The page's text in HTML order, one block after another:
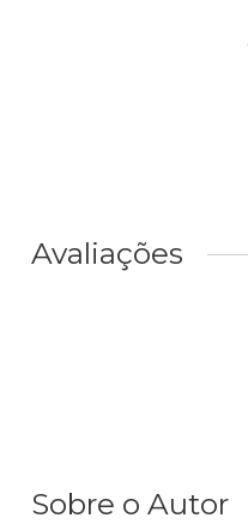
Avaliações
Sobre o Autor